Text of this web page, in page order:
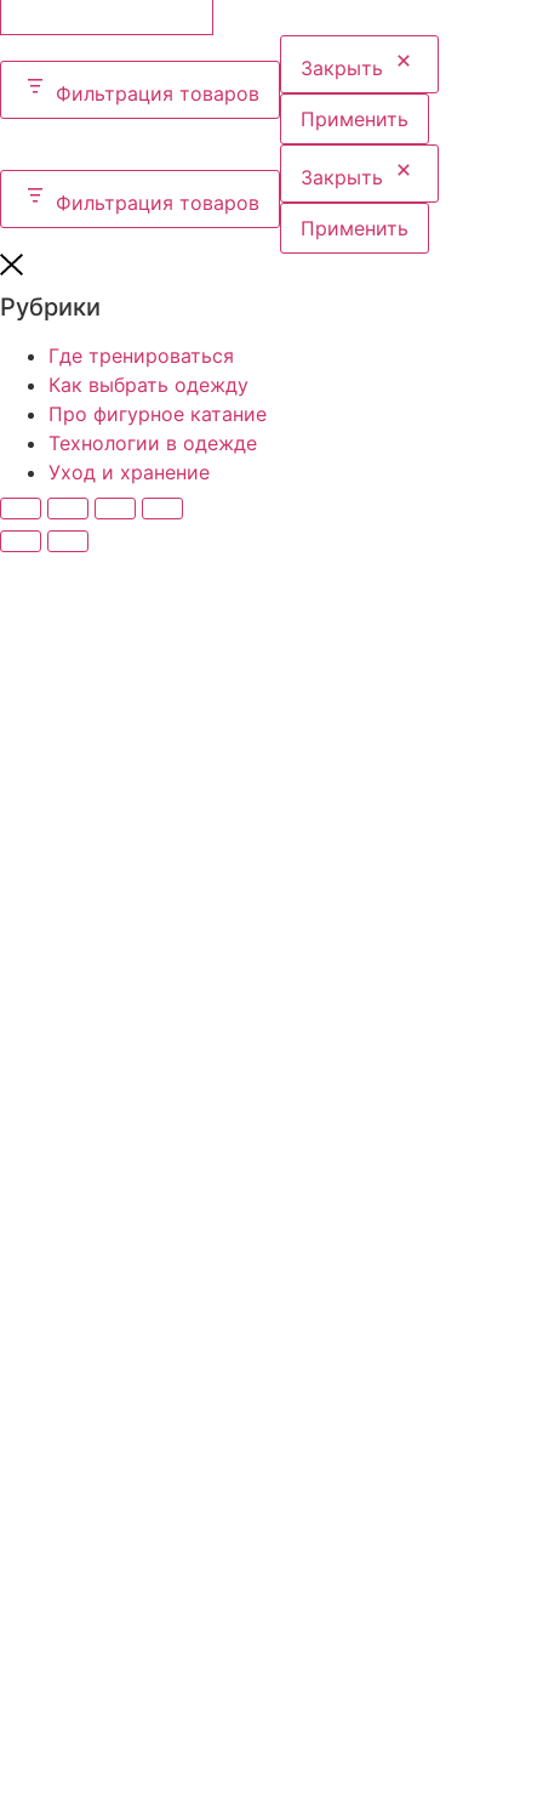
Фильтрация товаров
Закрыть
Применить
Фильтрация товаров
Закрыть
Применить
Рубрики
Где тренироваться
Как выбрать одежду
Про фигурное катание
Технологии в одежде
Уход и хранение